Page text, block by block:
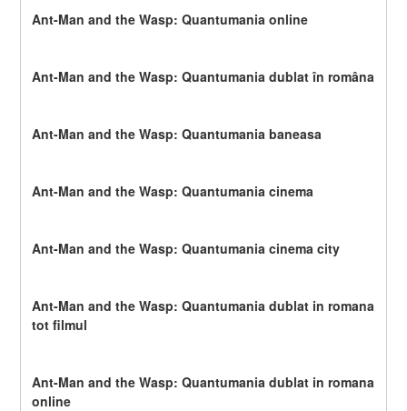
Ant-Man and the Wasp: Quantumania online
Ant-Man and the Wasp: Quantumania dublat în româna
Ant-Man and the Wasp: Quantumania baneasa
Ant-Man and the Wasp: Quantumania cinema
Ant-Man and the Wasp: Quantumania cinema city
Ant-Man and the Wasp: Quantumania dublat in romana
tot filmul
Ant-Man and the Wasp: Quantumania dublat in romana
online